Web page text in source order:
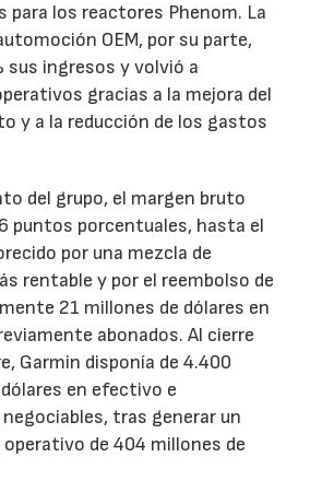
para los reactores Phenom. La
OEM, por su parte,
sus ingresos y volvió a
gracias a la mejora del
y a la reducción de los gastos
del grupo, el margen bruto
puntos porcentuales, hasta el
por una mezcla de
rentable y por el reembolso de
21 millones de dólares en
abonados. Al cierre
Garmin disponía de 4.400
en efectivo e
tras generar un
operativo de 404 millones de